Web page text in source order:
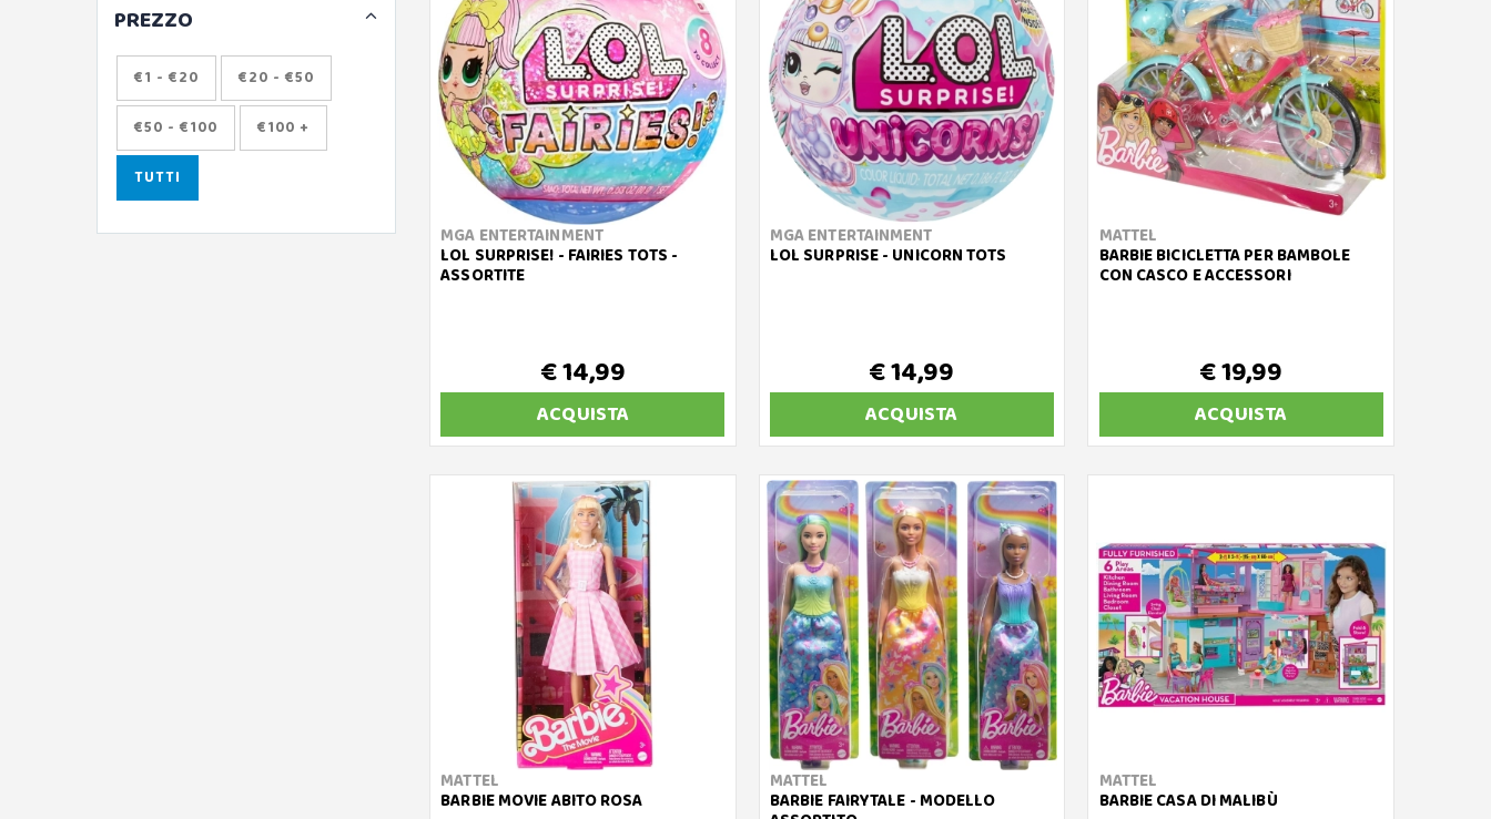
MGA ENTERTAINMENT
LOL SURPRISE! - FAIRIES TOTS -
ASSORTITE
€ 14,99
ACQUISTA
MGA ENTERTAINMENT
LOL SURPRISE - UNICORN TOTS
€ 14,99
ACQUISTA
MATTEL
BARBIE BICICLETTA PER BAMBOLE
CON CASCO E ACCESSORI
€ 19,99
ACQUISTA
MATTEL
BARBIE MOVIE ABITO ROSA
MATTEL
BARBIE FAIRYTALE - MODELLO
MATTEL
BARBIE CASA DI MALIBÙ
PREZZO
€1 - €20 €20 - €50
€50 - €100 €100 +
TUTTI